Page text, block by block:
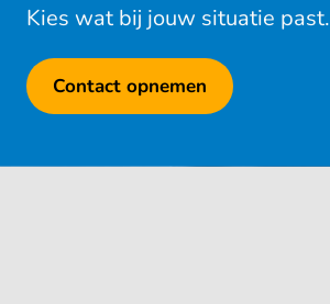
Kies wat bij jouw situatie past.
Contact opnemen